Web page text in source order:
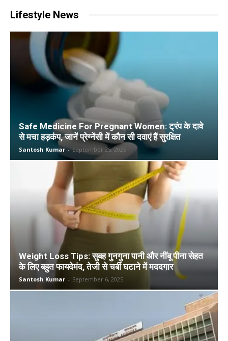
Lifestyle News
Safe Medicine For Pregnant Women: ट्रंप के दावे
से मचा हड़कंप, जानें प्रेग्नेंसी में कौन सी दवाएं हैं सुरक्षित
Santosh Kumar - September 25, 2025
Weight Loss Tips: सुबह गुनगुना पानी और नींबू पीना सेहत
के लिए बहुत फायदेमंद, तेजी से चर्बी घटाने में मददगार
Santosh Kumar - September 6, 2025